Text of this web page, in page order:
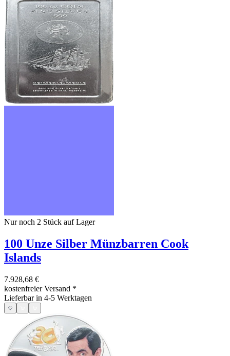
Nur noch 2 Stück auf Lager
100 Unze Silber Münzbarren Cook
Islands
7.928,68 €
kostenfreier Versand *
Lieferbar in 4-5 Werktagen